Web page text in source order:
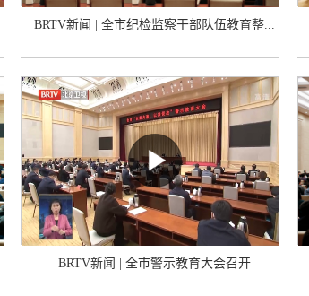
BRTV新闻 | 全市纪检监察干部队伍教育整...
BRTV新闻 | 全市警示教育大会召开